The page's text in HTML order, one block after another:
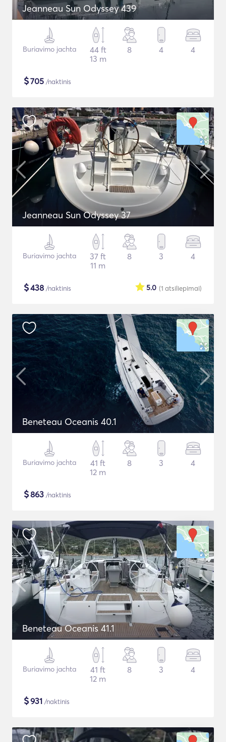
Jeanneau Sun Odyssey 439
Buriavimo jachta
44 ft
13 m
8 4 4
$705 /naktinis
Jeanneau Sun Odyssey 37
Buriavimo jachta
37 ft
11 m
8 3 4
$438 /naktinis (1 atsiliepimai)
5.0
Beneteau Oceanis 40.1
Buriavimo jachta
41 ft
12 m
8 3 4
$863 /naktinis
Beneteau Oceanis 41.1
Buriavimo jachta
41 ft
12 m
8 3 4
$931 /naktinis